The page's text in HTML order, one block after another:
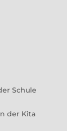
Schule
der Kita